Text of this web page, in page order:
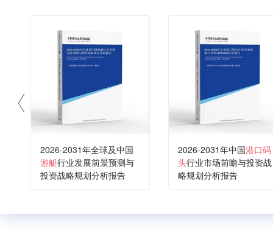
2026-2031年全球及中国
游艇行业发展前景预测与
投资战略规划分析报告
2026-2031年中国港口码
头行业市场前瞻与投资战
略规划分析报告